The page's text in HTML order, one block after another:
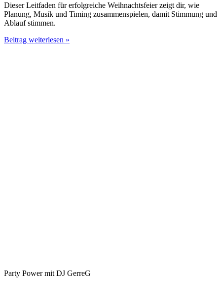
Dieser Leitfaden für erfolgreiche Weihnachtsfeier zeigt dir, wie
Planung, Musik und Timing zusammenspielen, damit Stimmung und
Ablauf stimmen.
Leitfaden
Beitrag weiterlesen »
Party Power mit DJ GerreG